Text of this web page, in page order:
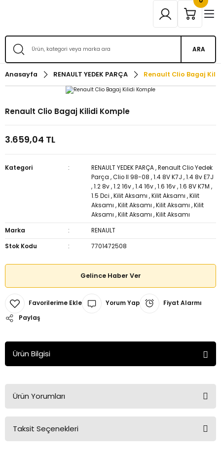
ARA
Anasayfa RENAULT YEDEK PARÇA Renault Clio Bagaj
Renault Clio Bagaj Kilidi Komple
3.659,04 TL
Kategori RENAULT YEDEK PARÇA ,Renault Clio Yedek
Parça ,Clio II 98-08 ,1.4 8V K7J ,1.4 8v E7J
,1.2 8v ,1.2 16v ,1.4 16v ,1.6 16v ,1.6 8V K7M ,
1.5 Dci ,Kilit Aksamı ,Kilit Aksamı ,Kilit
Aksamı ,Kilit Aksamı ,Kilit Aksamı ,Kilit
Aksamı ,Kilit Aksamı ,Kilit Aksamı
Marka
RENAULT
Stok Kodu
7701472508
Gelince Haber Ver
Yorum Yap
Fiyat Alarmı
Paylaş
Ürün Bilgisi
Ürün Yorumları
Bu ürüne ilk yorumu siz yapın!
Taksit Seçenekleri